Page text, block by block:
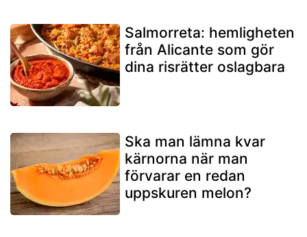
Salmorreta: hemligheten
från Alicante som gör
dina risrätter oslagbara
Ska man lämna kvar
kärnorna när man
förvarar en redan
uppskuren melon?